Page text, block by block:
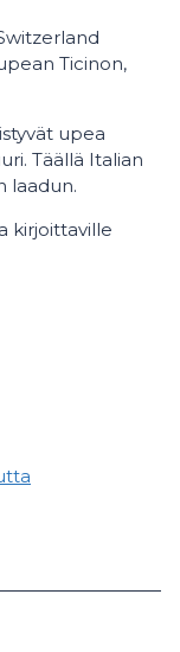
Ticinon,
upea
Täällä Italian
laadun.
kirjoittaville